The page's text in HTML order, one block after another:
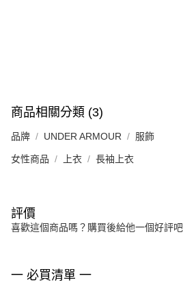
商品相關分類 (3)
品牌 UNDER ARMOUR 服飾
女性商品 上衣 長袖上衣
評價
喜歡這個商品嗎？購買後給他一個好評吧
一 必買清單 一